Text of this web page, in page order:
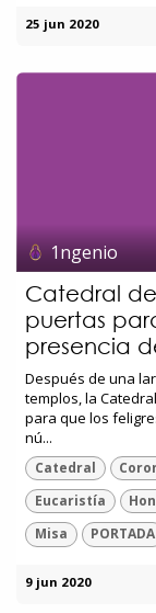
25 jun 2020
1ngenio
Catedral
puertas
presencia
Después de una
templos, la
para que los
nú...
Catedral
Eucaristía
Misa
PORTADA
9 jun 2020